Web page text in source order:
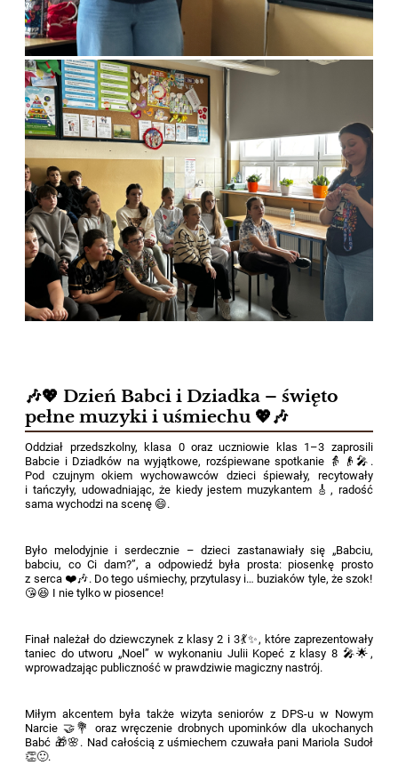
🎶💖 Dzień Babci i Dziadka – święto
pełne muzyki i uśmiechu 💖🎶
Oddział przedszkolny, klasa 0 oraz uczniowie klas 1–3 zaprosili
Babcie i Dziadków na wyjątkowe, rozśpiewane spotkanie 👵👴🎤.
Pod czujnym okiem wychowawców dzieci śpiewały, recytowały
i tańczyły, udowadniając, że kiedy jestem muzykantem 🎸, radość
sama wychodzi na scenę 😄.
Było melodyjnie i serdecznie – dzieci zastanawiały się „Babciu,
babciu, co Ci dam?”, a odpowiedź była prosta: piosenkę prosto
z serca ❤️🎶. Do tego uśmiechy, przytulasy i… buziaków tyle, że szok!
😘😆 I nie tylko w piosence!
Finał należał do dziewczynek z klasy 2 i 3💃✨, które zaprezentowały
taniec do utworu „Noel” w wykonaniu Julii Kopeć z klasy 8 🎤🌟,
wprowadzając publiczność w prawdziwie magiczny nastrój.
Miłym akcentem była także wizyta seniorów z DPS-u w Nowym
Narcie 🤝💐 oraz wręczenie drobnych upominków dla ukochanych
Babć 🎁🌸. Nad całością z uśmiechem czuwała pani Mariola Sudoł
👏🙂.